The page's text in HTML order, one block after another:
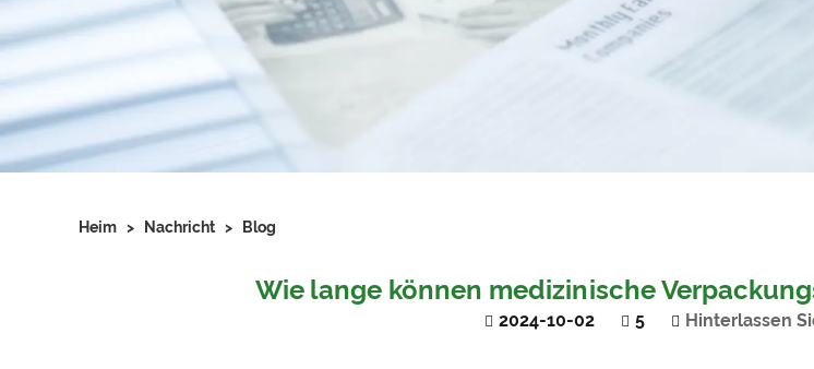
Heim > Nachricht > Blog
Wie lange können medizinische
2024-10-02 5 Hinterlassen